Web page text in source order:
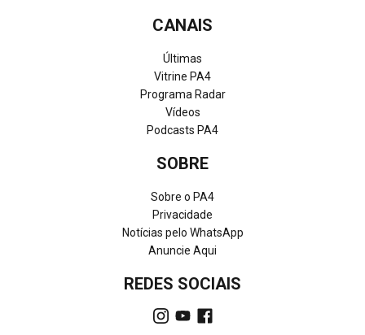
CANAIS
Últimas
Vitrine PA4
Programa Radar
Vídeos
Podcasts PA4
SOBRE
Sobre o PA4
Privacidade
Notícias pelo WhatsApp
Anuncie Aqui
REDES SOCIAIS